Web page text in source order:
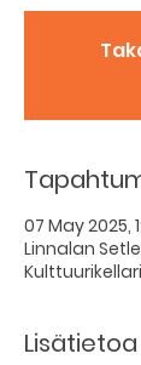
07 May 2025,
Linnalan
Lisätietoa